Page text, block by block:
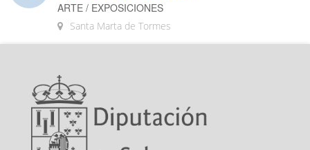
ARTE / EXPOSICIONES
Santa Marta de Tormes